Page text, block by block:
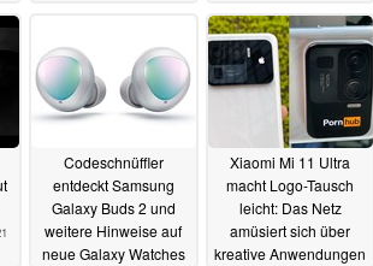
30.03.2021
Codeschnüffler
entdeckt Samsung
Galaxy Buds 2 und
weitere Hinweise auf
neue Galaxy Watches
Xiaomi Mi 11 Ultra
macht Logo-Tausch
leicht: Das Netz
amüsiert sich über
kreative Anwendungen